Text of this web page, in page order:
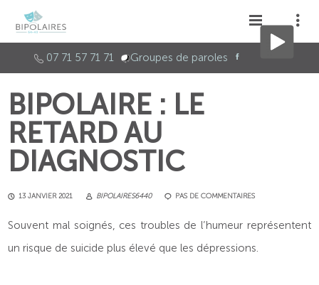
07 71 57 71 71 Groupes de paroles
BIPOLAIRE : LE
RETARD AU
DIAGNOSTIC
13 JANVIER 2021 BIPOLAIRES6440 PAS DE COMMENTAIRES
Souvent mal soignés, ces troubles de l’humeur représentent
un risque de suicide plus élevé que les dépressions.